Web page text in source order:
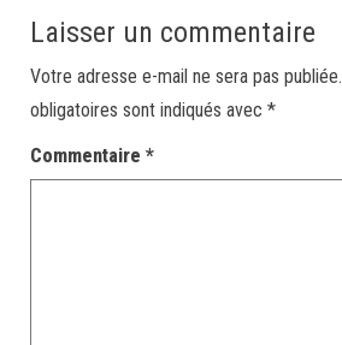
Laisser un commentaire
Votre adresse e-mail ne sera pas publiée.
obligatoires sont indiqués avec *
Commentaire *